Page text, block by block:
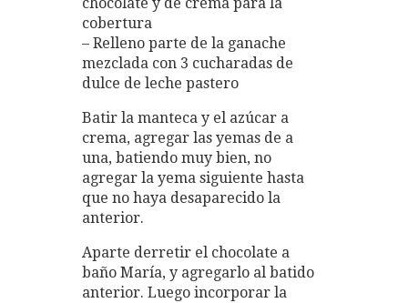
chocolate y de crema para la
cobertura
– Relleno parte de la ganache
mezclada con 3 cucharadas de
dulce de leche pastero
Batir la manteca y el azúcar a
crema, agregar las yemas de a
una, batiendo muy bien, no
agregar la yema siguiente hasta
que no haya desaparecido la
anterior.
Aparte derretir el chocolate a
baño María, y agregarlo al batido
anterior. Luego incorporar la